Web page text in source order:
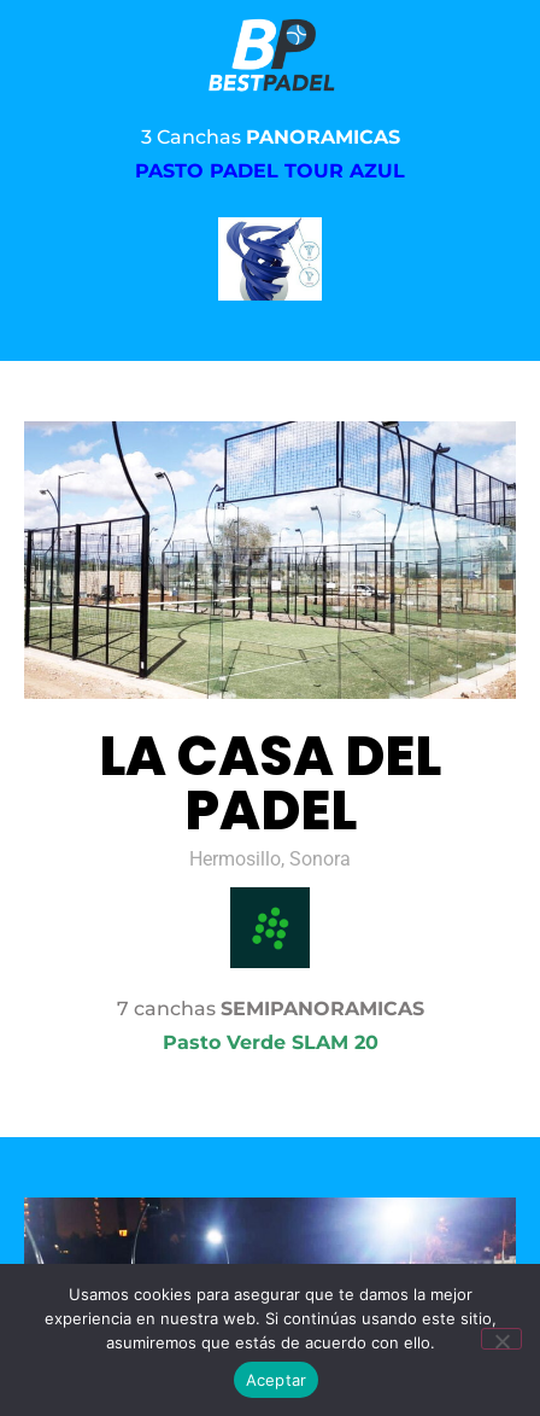
3 Canchas PANORAMICAS
PASTO PADEL TOUR AZUL
LA CASA DEL
PADEL
Hermosillo, Sonora
7 canchas SEMIPANORAMICAS
Pasto Verde SLAM 20
Usamos cookies para asegurar que te damos la mejor
experiencia en nuestra web. Si continúas usando este sitio,
asumiremos que estás de acuerdo con ello.
Aceptar